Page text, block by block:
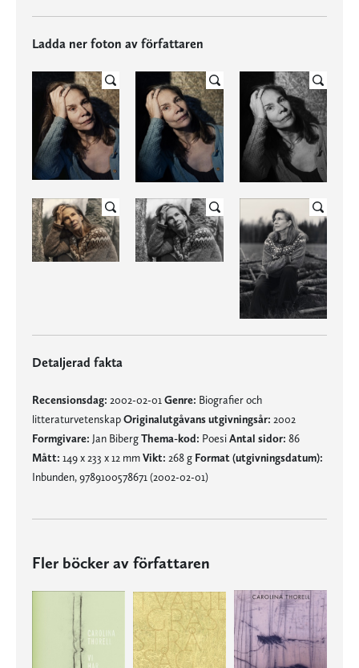
Ladda ner foton av författaren
Detaljerad fakta
Recensionsdag: 2002-02-01 Genre: Biografier och
litteraturvetenskapOriginalutgåvans utgivningsår: 2002
Formgivare: Jan BibergThema-kod: PoesiAntal sidor: 86
Mått: 149 x 233 x 12 mmVikt: 268 g Format (utgivningsdatum):
Inbunden, 9789100578671 (2002-02-01)
Fler böcker av författaren